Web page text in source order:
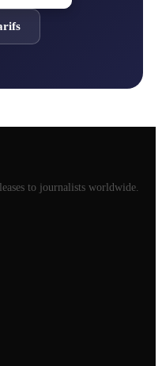
to journalists worldwide.